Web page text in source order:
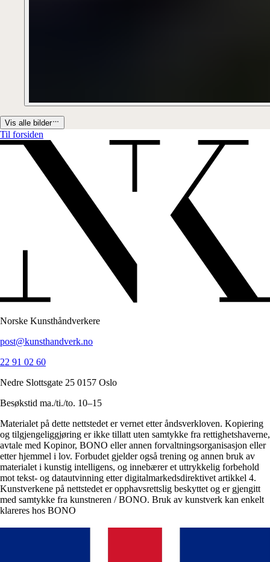
Vis alle bilder
Til forsiden
Norske Kunsthåndverkere
post@kunsthandverk.no
22 91 02 60
Nedre Slottsgate 25 0157 Oslo
Besøkstid ma./ti./to. 10–15
Materialet på dette nettstedet er vernet etter åndsverkloven. Kopiering
og tilgjengeliggjøring er ikke tillatt uten samtykke fra rettighetshaverne,
avtale med Kopinor, BONO eller annen forvaltningsorganisasjon eller
etter hjemmel i lov. Forbudet gjelder også trening og annen bruk av
materialet i kunstig intelligens, og innebærer et uttrykkelig forbehold
mot tekst- og datautvinning etter digitalmarkedsdirektivet artikkel 4.
Kunstverkene på nettstedet er opphavsrettslig beskyttet og er gjengitt
med samtykke fra kunstneren / BONO. Bruk av kunstverk kan enkelt
klareres hos BONO